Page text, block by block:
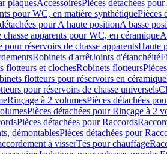
plaquesAccessoiresPièces détachées
pour WC, en matière synthétiquePièces
pour A haute positionA basse
apparents pour WC, en céramique
réservoirs de chasse apparentsHaute
Robinets d'arrêtJoints d'étanchéité
flotteurs et clochesRobinets flotteurs
flotteurs pour réservoirs en céramique
pour réservoirs de chasse universels
Rinçage à 2 volumesPièces détachées
Pièces détachées pour Rinçage à 2
Pièces détachées pour Raccords
démontablesPièces détachées pour
à visserTés pour chauffage